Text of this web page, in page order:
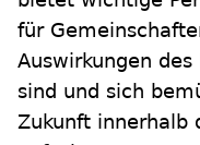
für
Auswirkungen
sind und sich
Zukunft innerhalb